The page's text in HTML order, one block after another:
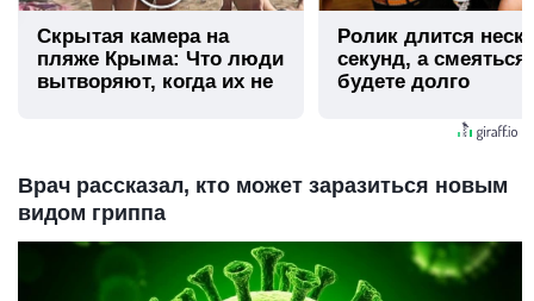
Скрытая камера на
пляже Крыма: Что люди
вытворяют, когда их не
Ролик длится
секунд, а
будете долго
Врач рассказал, кто может заразиться новым
видом гриппа